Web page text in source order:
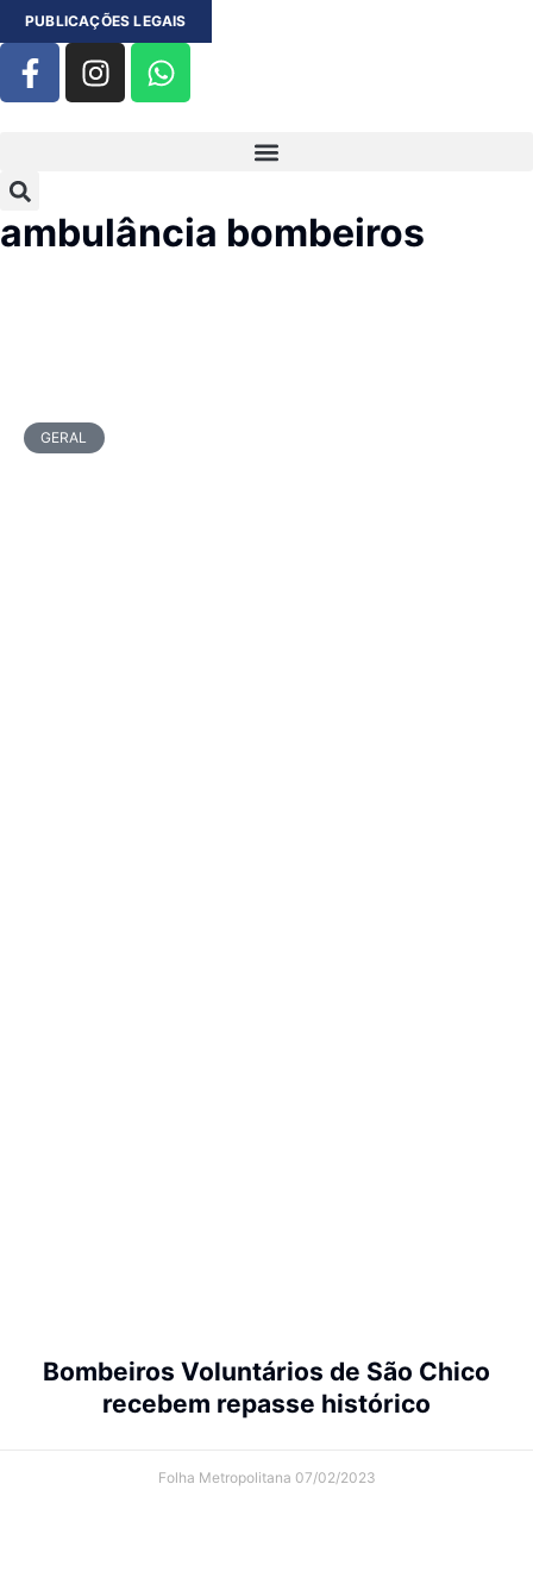
PUBLICAÇÕES LEGAIS
ambulância bombeiros
GERAL
Bombeiros Voluntários de São Chico
recebem repasse histórico
Folha Metropolitana 07/02/2023